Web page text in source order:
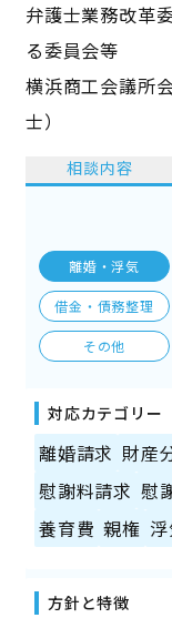
弁護士業務改革
る委員会等
横浜商工会議所
士）
相談内容
離婚・浮気
借金・債務整理
その他
対応カテゴリー
離婚請求 財産
慰謝料請求 慰
養育費 親権
方針と特徴